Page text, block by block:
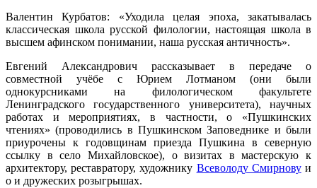
Валентин Курбатов: «Уходила целая эпоха, закатывалась
классическая школа русской филологии, настоящая школа в
высшем афинском понимании, наша русская античность».
Евгений Александрович рассказывает в передаче о
совместной учёбе с Юрием Лотманом (они были
однокурсниками на филологическом факультете
Ленинградского государственного университета), научных
работах и мероприятиях, в частности, о «Пушкинских
чтениях» (проводились в Пушкинском Заповеднике и были
приурочены к годовщинам приезда Пушкина в северную
ссылку в село Михайловское), о визитах в мастерскую к
архитектору, реставратору, художнику Всеволоду Смирновуи
о и дружеских розыгрышах.